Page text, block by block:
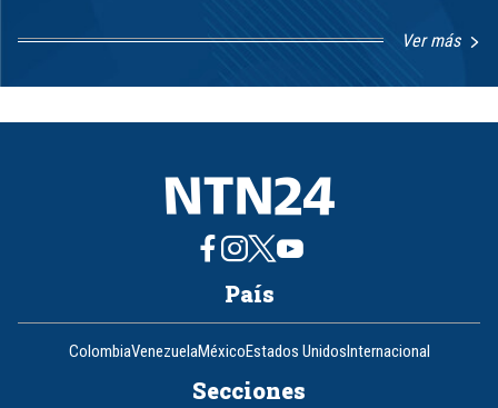
Ver más
8
País
ColombiaVenezuelaMéxicoEstados UnidosInternacional
Secciones